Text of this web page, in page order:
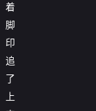
着
脚
印
追
了
上